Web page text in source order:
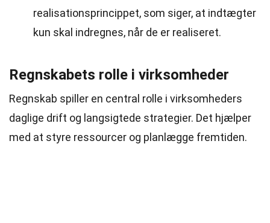
realisationsprincippet, som siger, at indtægter
kun skal indregnes, når de er realiseret.
Regnskabets rolle i virksomheder
Regnskab spiller en central rolle i virksomheders
daglige drift og langsigtede strategier. Det hjælper
med at styre ressourcer og planlægge fremtiden.